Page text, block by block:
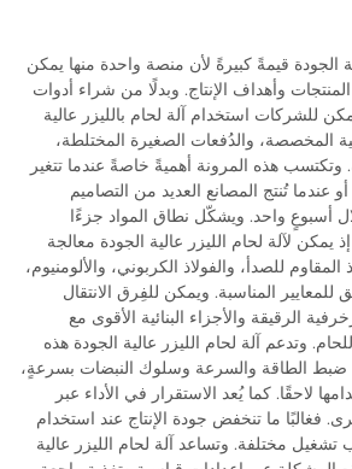
الجودة قيمةً كبيرةً لأن منصة واحدة منها يمكن
وأهداف الإنتاج. وبدلًا من شراء أدوات
للشركات استخدام آلة لحام بالليزر عالية
المخصصة، والدُفعات الصغيرة المختلطة،
وتكتسب هذه المرونة أهميةً خاصةً عندما تتغير
عندما تُنتج المصانع العديد من التصاميم
أسبوعٍ واحد. ويشكّل نطاق المواد جزءًا
يمكن لآلة لحام الليزر عالية الجودة معالجة
للصدأ، والفولاذ الكربوني، والألومنيوم،
المناسبة. ويمكن للفِرق الانتقال
الرقيقة والأجزاء البنائية الأقوى مع
وتدعم آلة لحام الليزر عالية الجودة هذه
ضبط الطاقة والسرعة وسلوك النبضات بسرعةٍ،
لاحقًا. كما يُعد الاستقرار في الأداء عبر
فغالبًا ما تنخفض جودة الإنتاج عند استخدام
مختلفة. وتساعد آلة لحام الليزر عالية